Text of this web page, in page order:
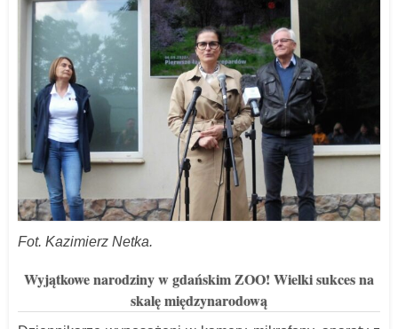
Fot. Kazimierz Netka.
Wyjątkowe narodziny w gdańskim ZOO! Wielki sukces na
skalę międzynarodową